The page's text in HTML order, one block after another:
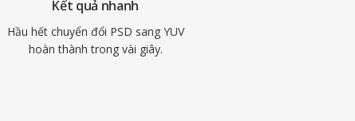
Kết quả nhanh
Hầu hết chuyển đổi PSD sang YUV
hoàn thành trong vài giây.